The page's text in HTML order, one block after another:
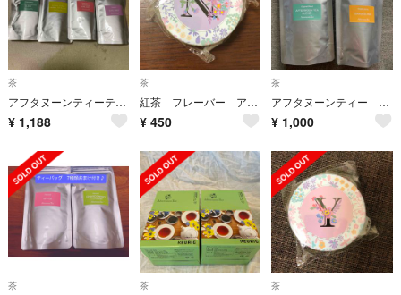
茶
アフタヌーンティーティーバッグセット
¥ 1,188
茶
紅茶 フレーバー アールグレイ
¥ 450
茶
アフタヌーンティー 紅茶
¥ 1,000
茶 茶 茶